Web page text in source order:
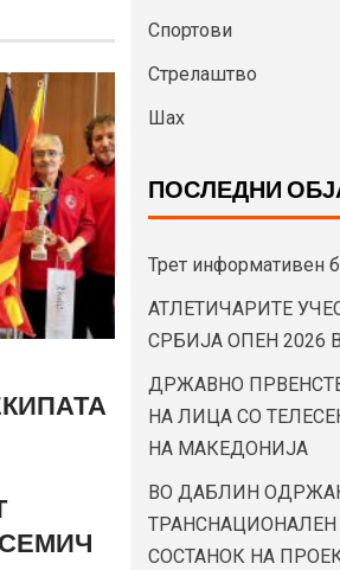
Спортови
Стрелаштво
Шах
ПОСЛЕДНИ
Трет информативен
АТЛЕТИЧАРИТЕ
СРБИЈА ОПЕН 2026
ДРЖАВНО
НА ЛИЦА СО
НА МАКЕДОНИЈА
ВО ДАБЛИН
СОСТАНОК НА